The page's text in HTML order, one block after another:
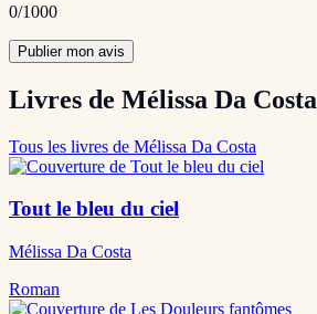
0/1000
Publier mon avis
Livres de Mélissa Da Costa
Tous les livres de Mélissa Da Costa
Tout le bleu du ciel
Mélissa Da Costa
Roman